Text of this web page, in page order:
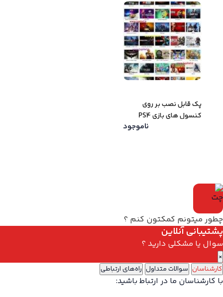
پک قابل نصب بر روی
کنسول های بازی PS4
ناموجود
چطور میتونم کمکتون کنم ؟
پشتیبانی آنلاین
سوال یا مشکلی دارید ؟
×
کارشناسان سوالات متداول راه‌های ارتباطی
با کارشناسان ما در ارتباط باشید: